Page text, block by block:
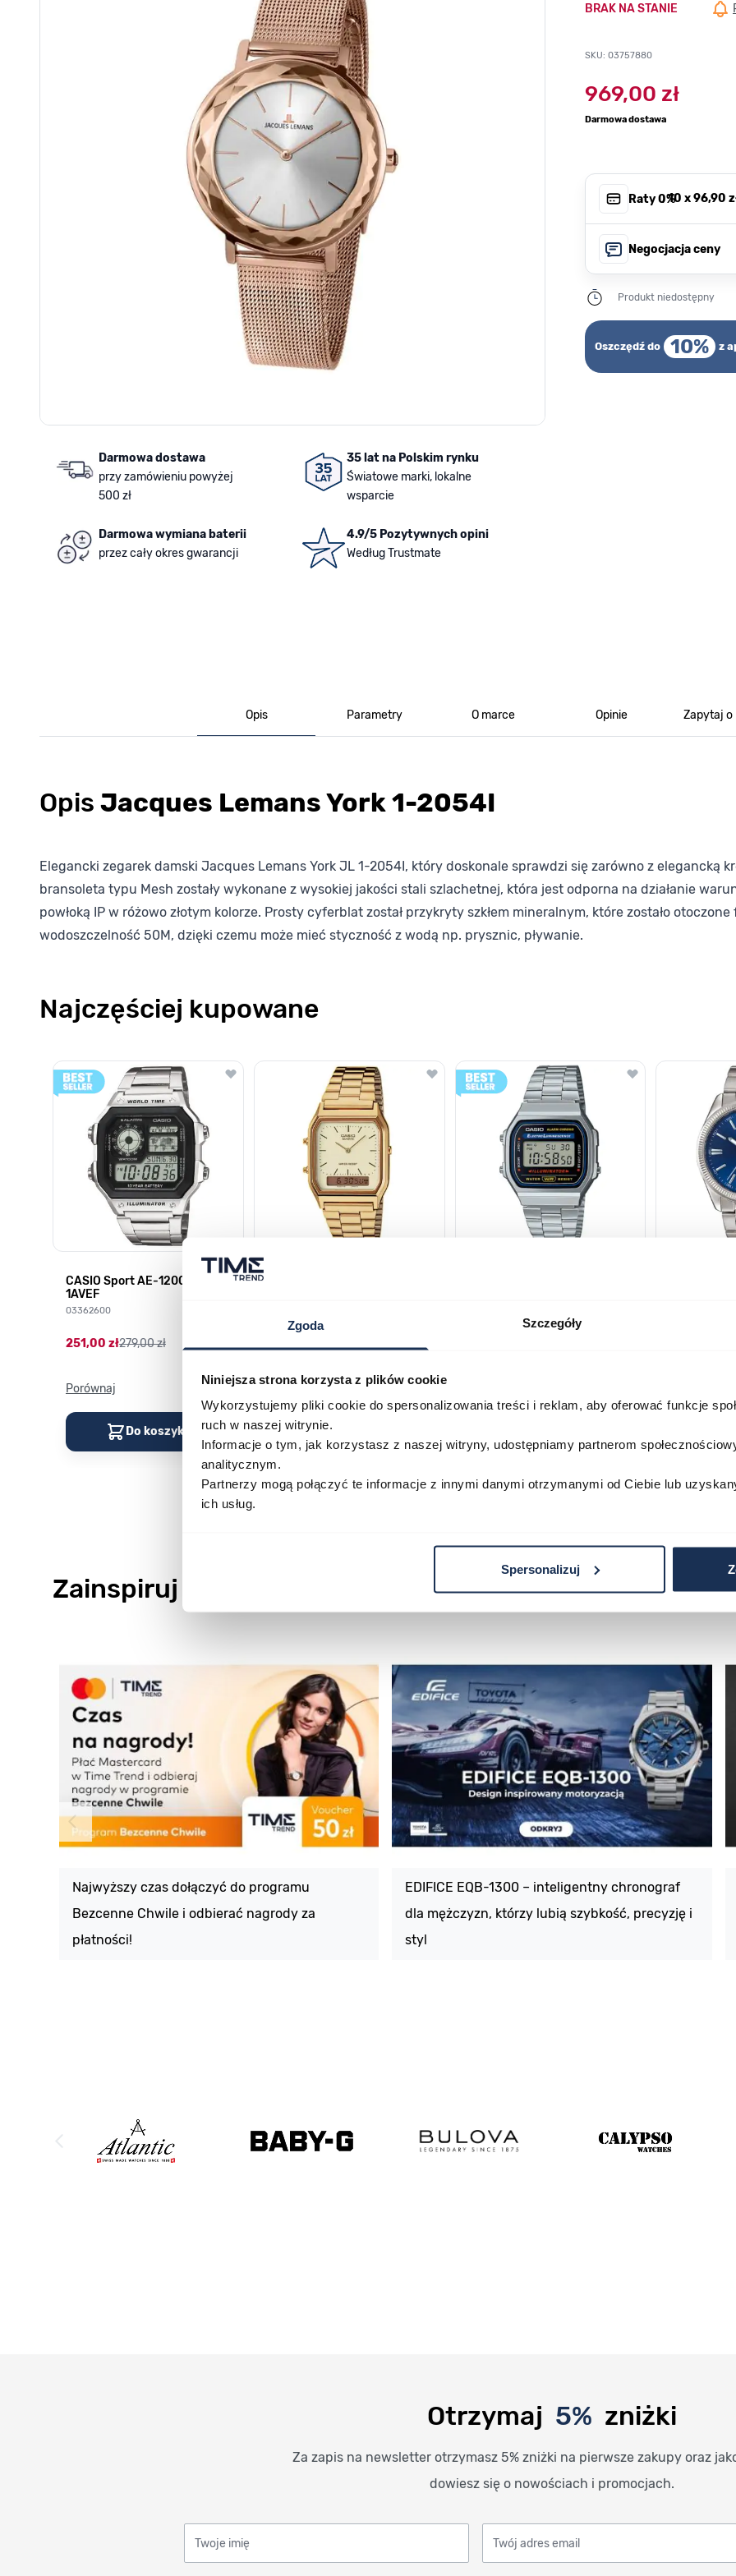
Zgoda Szczegóły
Niniejsza strona korzysta z plików cookie
Wykorzystujemy pliki cookie do spersonalizowania treści i reklam, aby oferować funkcje
ruch w naszej witrynie.
Informacje o tym, jak korzystasz z naszej witryny, udostępniamy partnerom
analitycznym.
Partnerzy mogą połączyć te informacje z innymi danymi otrzymanymi od Ciebie lub
ich usług.
Spersonalizuj
Darmowa dostawa
przy zamówieniu powyżej
500 zł
35 lat na Polskim rynku
Światowe marki, lokalne
wsparcie
Darmowa wymiana baterii
przez cały okres gwarancji
4.9/5 Pozytywnych opini
Według Trustmate
BRAK NA STANIE
SKU: 03757880
969,00 zł
Darmowa dostawa
Raty 0%, 10 x96,90
Negocjacja ceny
Produkt niedostępny
Oszczędź do 10% z
Opis Parametry O marce Opinie Zapytaj o
Opis Jacques Lemans York 1-2054I
Elegancki zegarek damski Jacques Lemans York JL 1-2054I, który doskonale sprawdzi się zarówno z elegancką
bransoleta typu Mesh zostały wykonane z wysokiej jakości stali szlachetnej, która jest odporna na działanie
powłoką IP w różowo złotym kolorze. Prosty cyferblat został przykryty szkłem mineralnym, które zostało
wodoszczelność 50M, dzięki czemu może mieć styczność z wodą np. prysznic, pływanie.
Najczęściej kupowane
Poruszanie się po elementach karuzeli jest możliwe za pomocą klawisza tabulacji. Możesz pominąć karuzelę lub przejść
Naciśnij, aby pominąć karuzelę
Naciśnij, aby przejść do nawigacji karuzeli
CASIO Sport AE-1200WHD-
1AVEF
03362600
251,00 zł279,00 zł
Porównaj
Do koszyka
Porównaj
Do koszyka
199,00 zł
Zainspiruj się
Najwyższy czas dołączyć do programu
Bezcenne Chwile i odbierać nagrody za
płatności!
EDIFICE EQB-1300 – inteligentny chronograf
dla mężczyzn, którzy lubią szybkość, precyzję i
styl
Otrzymaj 5% zniżki
Za zapis na newsletter otrzymasz 5% zniżki na pierwsze zakupy oraz
dowiesz się o nowościach i promocjach.